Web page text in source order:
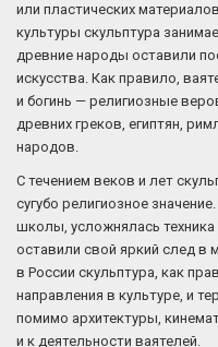
или пластических
культуры скульптура
древние народы оставили
искусства. Как правило,
и богинь — религиозные
древних греков, египтян,
народов.
С течением веков и лет
сугубо религиозное
школы, усложнялась
оставили свой яркий след в
в России скульптура, как
направления в культуре, и
помимо архитектуры,
и к деятельности ваятелей.